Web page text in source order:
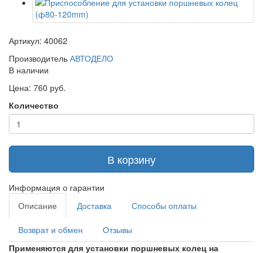
Артикул: 40062
Производитель АВТОДЕЛО
В наличии
Цена: 760 руб.
Количество
В корзину
Информация о гарантии
Описание
Доставка Способы оплаты
Возврат и обмен Отзывы
Применяются для установки поршневых колец на